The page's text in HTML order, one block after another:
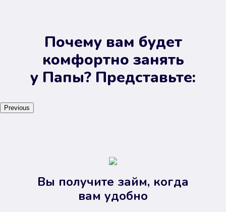
Почему вам будет
комфортно занять
у Папы? Представьте:
Previous
Вы получите займ, когда
вам удобно